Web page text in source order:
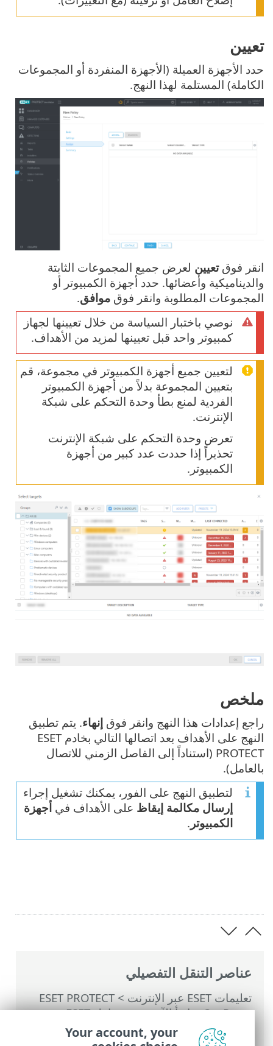
عناصر التنقل التفصيلي
تعليمات ESET عبر الإنترنت >
ESET PROTECT
On-Prem
>ابدأ الآن>
نشر عامل ESET
Management
>
إعدادات عامل ESET
تعيين
حدد الأجهزة العميلة (الأجهزة المنفردة أو المجموعات
الكاملة) المستلمة لهذا النهج.
انقر فوقتعيين لعرض جميع المجموعات الثابتة
والديناميكية وأعضائها. حدد أجهزة الكمبيوتر أو
المجموعات المطلوبة وانقر فوق موافق.
نوصي باختبار السياسة من خلال تعيينها لجهاز
كمبيوتر واحد قبل تعيينها لمزيد من الأهداف.
لتعيين جميع أجهزة الكمبيوتر في مجموعة، قم
بتعيين المجموعة بدلاً من أجهزة الكمبيوتر
الفردية لمنع بطأ وحدة التحكم على شبكة
الإنترنت.
تعرض وحدة التحكم على شبكة الإنترنت
تحذيراً إذا حددت عدد كبير من أجهزة
الكمبيوتر.
ملخص
راجع إعدادات هذا النهج وانقر فوق إنهاء. يتم تطبيق
النهج على الأهداف بعد اتصالها التالي بخادم ESET
PROTECT (استناداً إلى الفاصل الزمني للاتصال
بالعامل).
لتطبيق النهج على الفور، يمكنك تشغيل إجراء
إرسال مكالمة إيقاظ على الأهداف في أجهزة
الكمبيوتر .
Your account, your